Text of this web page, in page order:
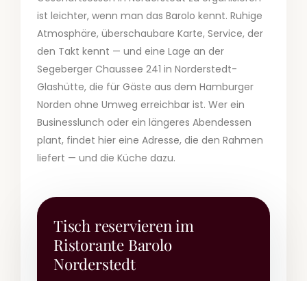
ist leichter, wenn man das Barolo kennt. Ruhige
Atmosphäre, überschaubare Karte, Service, der
den Takt kennt — und eine Lage an der
Segeberger Chaussee 241 in Norderstedt-
Glashütte, die für Gäste aus dem Hamburger
Norden ohne Umweg erreichbar ist. Wer ein
Businesslunch oder ein längeres Abendessen
plant, findet hier eine Adresse, die den Rahmen
liefert — und die Küche dazu.
Tisch reservieren im
Ristorante Barolo
Norderstedt